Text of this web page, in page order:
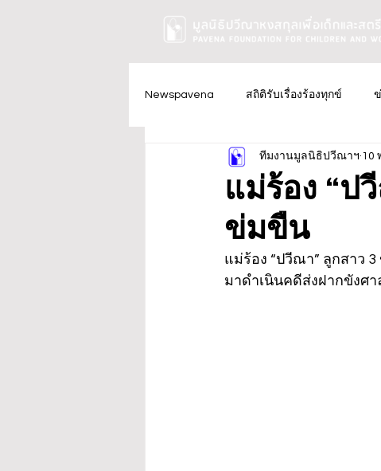
Newspavena สถิติรับเรื่องร้องทุกข์
แม่ร้อง “ป
ข่มขืน
ทีมงานมูลนิธิปวีณาฯ 10
แม่ร้อง “ปวีณา” ลูกสาว
มาดำเนินคดีส่งฝากขังศา